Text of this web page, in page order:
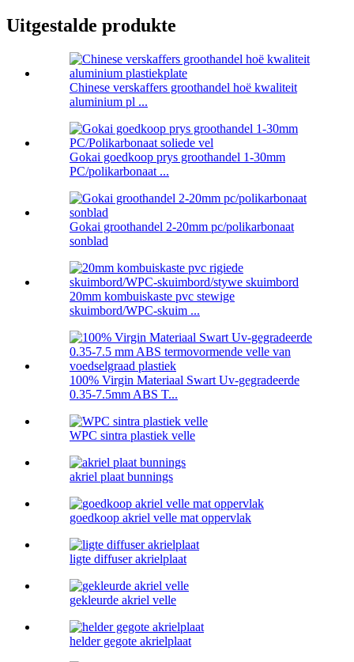
Uitgestalde produkte
Chinese verskaffers groothandel hoë kwaliteit
aluminium pl ...
Gokai goedkoop prys groothandel 1-30mm
PC/polikarbonaat ...
Gokai groothandel 2-20mm pc/polikarbonaat
sonblad
20mm kombuiskaste pvc stewige
skuimbord/WPC-skuim ...
100% Virgin Materiaal Swart Uv-gegradeerde
0.35-7.5mm ABS T...
WPC sintra plastiek velle
akriel plaat bunnings
goedkoop akriel velle mat oppervlak
ligte diffuser akrielplaat
gekleurde akriel velle
helder gegote akrielplaat